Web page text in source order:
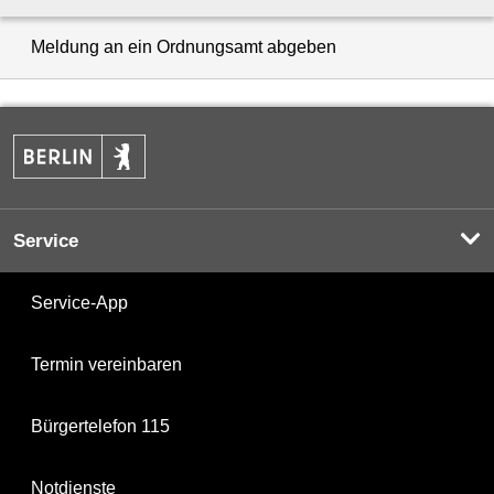
Meldung an ein Ordnungsamt abgeben
Service
Service-App
Termin vereinbaren
Bürgertelefon 115
Notdienste